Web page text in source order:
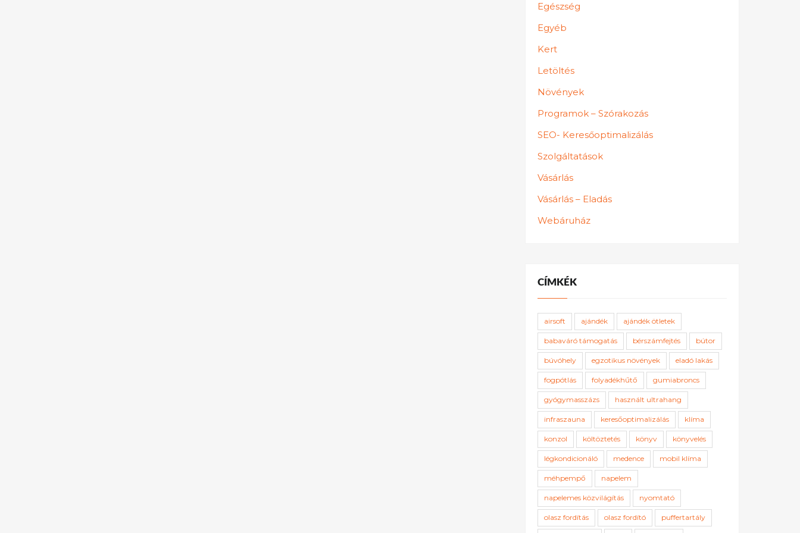
Egészség
Egyéb
Kert
Letöltés
Növények
Programok – Szórakozás
SEO- Keresőoptimalizálás
Szolgáltatások
Vásárlás
Vásárlás – Eladás
Webáruház
CÍMKÉK
airsoft ajándék ajándék ötletek
babaváró támogatás bérszámfejtés bútor
búvóhely egzotikus növények eladó lakás
fogpótlás folyadékhűtő gumiabroncs
gyógymasszázs használt ultrahang
infraszauna keresőoptimalizálás klíma
konzol költöztetés könyv könyvelés
légkondicionáló medence mobil klíma
méhpempő napelem
napelemes közvilágítás nyomtató
olasz fordítás olasz fordító puffertartály